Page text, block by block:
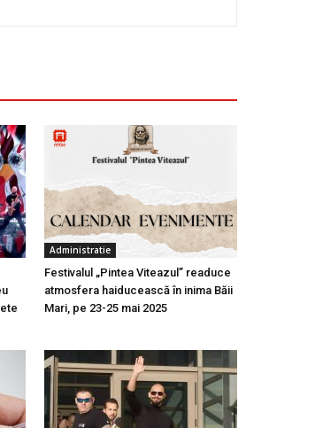
Administratie
Festivalul „Pintea Viteazul” readuce
atmosfera haiducească în inima Băii
Mari, pe 23-25 mai 2025